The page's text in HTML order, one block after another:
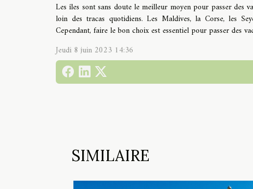
Les îles sont sans doute le meilleur moyen pour passer des
loin des tracas quotidiens. Les Maldives, la Corse, les
Cependant, faire le bon choix est essentiel pour passer des
Jeudi 8 juin 2023 14:36
SIMILAIRE